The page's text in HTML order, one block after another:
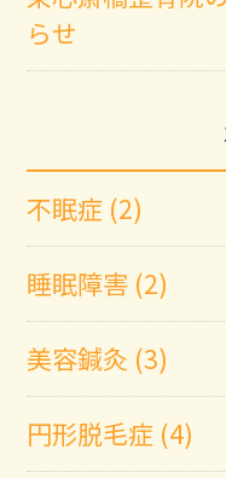
らせ
不眠症 (2)
睡眠障害 (2)
美容鍼灸 (3)
円形脱毛症 (4)